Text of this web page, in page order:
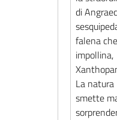
di
falena
impollina,
La
smette